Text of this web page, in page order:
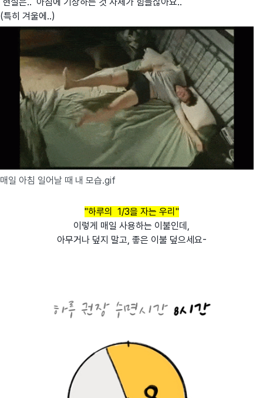
(특히 겨울에..)
매일 아침 일어날 때 내 모습.gif
"하루의 1/3을 자는 우리"
이렇게 매일 사용하는 이불인데,
아무거나 덮지 말고, 좋은 이불 덮으세요-